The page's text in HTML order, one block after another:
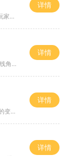
传世45朝卧（45zhaowoool）是一款备受玩家喜爱的多人在线角色扮演游戏，是传世系列的最新力作。该游戏以其独特的玩法和丰富多样的游戏内容，吸引了广大玩家的关注和参与。下面将为
详情
《龙腾传世》是一款备受玩家喜爱的多人在线角色扮演游戏。该游戏由龙腾公司开发并发行，自首次亮相以来就引起了广泛关注。游戏的不断更新和改进，使其成为一个极具吸引力和丰
详情
传世变态手游私sf官网是一款备受玩家喜爱的变态手游私服。它以其精美的画面、丰富多样的玩法和独特的传世情怀，吸引了大批游戏爱好者的关注和喜爱。作为一款经典的变态手游私服
详情
详情